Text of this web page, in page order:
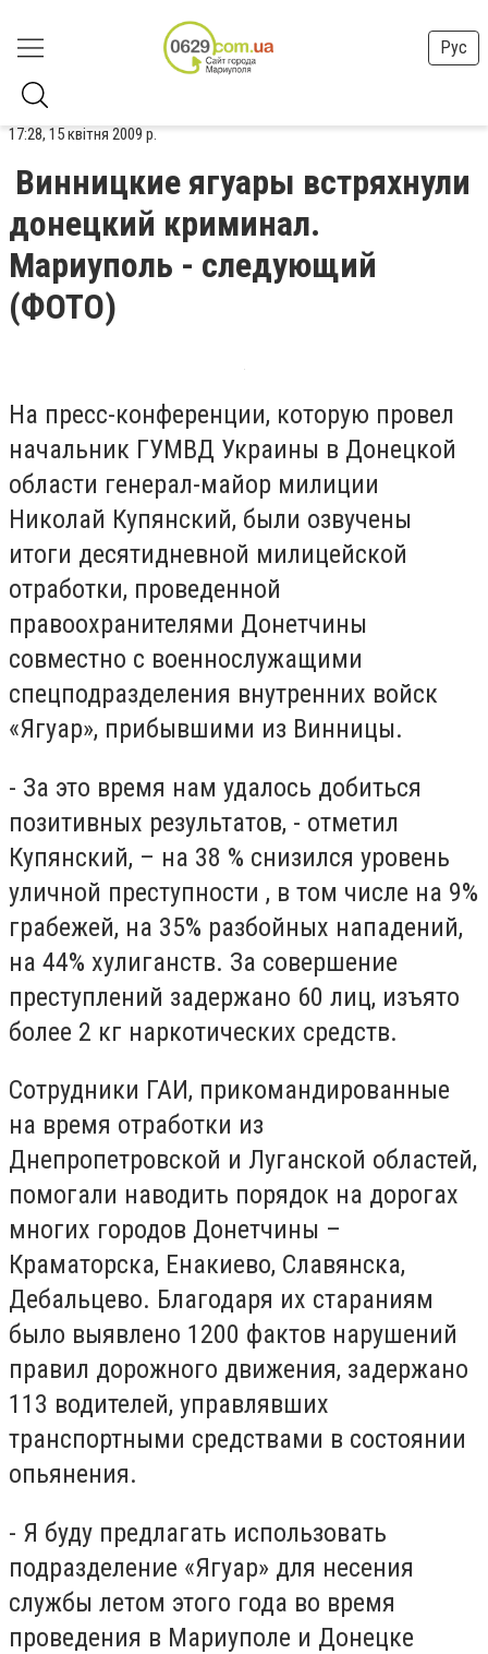
Рус
17:28, 15 квітня 2009 р.
Винницкие ягуары встряхнули
донецкий криминал.
Мариуполь - следующий
(ФОТО)
На пресс-конференции, которую провел
начальник ГУМВД Украины в Донецкой
области генерал-майор милиции
Николай Купянский, были озвучены
итоги десятидневной милицейской
отработки, проведенной
правоохранителями Донетчины
совместно с военнослужащими
спецподразделения внутренних войск
«Ягуар», прибывшими из Винницы.
- За это время нам удалось добиться
позитивных результатов, - отметил
Купянский, – на 38 % снизился уровень
уличной преступности , в том числе на 9%
грабежей, на 35% разбойных нападений,
на 44% хулиганств. За совершение
преступлений задержано 60 лиц, изъято
более 2 кг наркотических средств.
Сотрудники ГАИ, прикомандированные
на время отработки из
Днепропетровской и Луганской областей,
помогали наводить порядок на дорогах
многих городов Донетчины –
Краматорска, Енакиево, Славянска,
Дебальцево. Благодаря их стараниям
было выявлено 1200 фактов нарушений
правил дорожного движения, задержано
113 водителей, управлявших
транспортными средствами в состоянии
опьянения.
- Я буду предлагать использовать
подразделение «Ягуар» для несения
службы летом этого года во время
проведения в Мариуполе и Донецке